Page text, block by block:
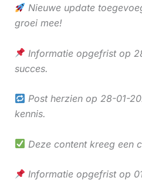
Nieuwe update
groei mee!
Informatie opgefrist op
succes.
Post herzien op 28-01-
kennis.
Deze content kreeg een
Informatie opgefrist op